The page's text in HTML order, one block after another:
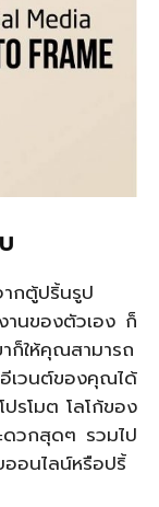
กตู้ปริ้นรูป
นของตัวเอง ก็
ก็ให้คุณสามารถ
เวนต์ของคุณได้
ปรโมต โลโก้ของ
วกสุดๆ รวมไป
ออนไลน์หรือปริ้